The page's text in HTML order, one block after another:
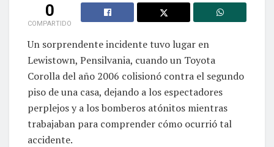
0
COMPARTIDO
Un sorprendente incidente tuvo lugar en
Lewistown, Pensilvania, cuando un Toyota
Corolla del año 2006 colisionó contra el segundo
piso de una casa, dejando a los espectadores
perplejos y a los bomberos atónitos mientras
trabajaban para comprender cómo ocurrió tal
accidente.